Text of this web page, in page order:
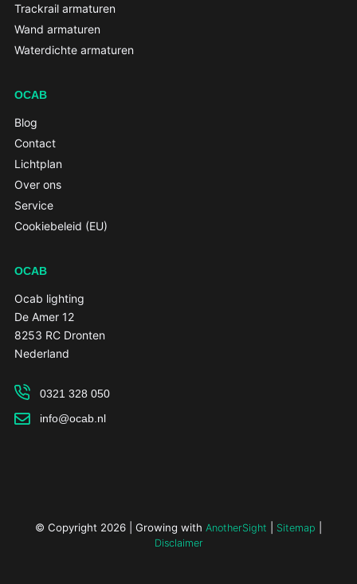
Trackrail armaturen
Wand armaturen
Waterdichte armaturen
OCAB
Blog
Contact
Lichtplan
Over ons
Service
Cookiebeleid (EU)
OCAB
Ocab lighting
De Amer 12
8253 RC Dronten
Nederland
0321 328 050
info@ocab.nl
© Copyright 2026 | Growing with AnotherSight Sitemap
Disclaimer